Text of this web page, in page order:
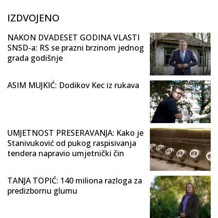
IZDVOJENO
NAKON DVADESET GODINA VLASTI
SNSD-a: RS se prazni brzinom jednog
grada godišnje
ASIM MUJKIĆ: Dodikov Kec iz rukava
UMJETNOST PRESERAVANJA: Kako je
Stanivuković od pukog raspisivanja
tendera napravio umjetnički čin
TANJA TOPIĆ: 140 miliona razloga za
predizbornu glumu